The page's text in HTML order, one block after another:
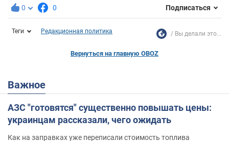
0 0 Подписаться
Теги Редакционная политика Вы делали это...
Вернуться на главную OBOZ
Важное
АЗС "готовятся" существенно повышать цены:
украинцам рассказали, чего ожидать
Как на заправках уже переписали стоимость топлива